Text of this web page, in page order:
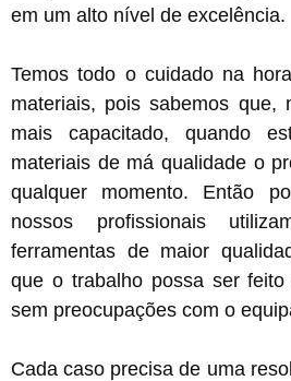
em um alto nível de excelência.
Temos todo o cuidado na
materiais, pois sabemos que,
mais capacitado, quando
materiais de má qualidade o
qualquer momento. Então
nossos profissionais
ferramentas de maior
que o trabalho possa ser
sem preocupações com o
Cada caso precisa de uma